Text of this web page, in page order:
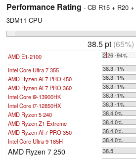
Performance Rating - CB R15 + R20
3DM11 CPU
38.5 pt (65%)
AMD E1-2100 2.26 -94%
Intel Core Ultra 7 355
38.3 -1%
AMD Ryzen AI 7 PRO 450
38.3 -1%
AMD Ryzen AI 7 PRO 360
38.3 -1%
Intel Core i9-13900HK
38.3 -1%
Intel Core i7-12850HX
38.3 -1%
AMD Ryzen 5 240
38.4 0%
AMD Ryzen Z1 Extreme
38.4 0%
AMD Ryzen AI 7 PRO 350
38.4 0%
Intel Core Ultra 9 185H
38.4 0%
AMD Ryzen 7 250
38.5